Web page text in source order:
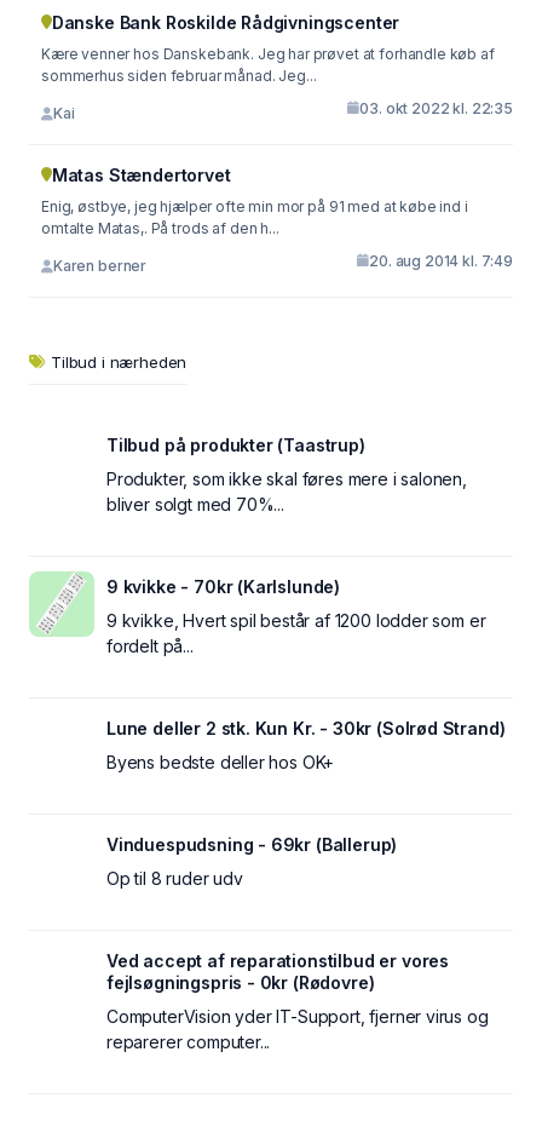
Danske Bank Roskilde Rådgivningscenter
Kære venner hos Danskebank. Jeg har prøvet at forhandle køb af
sommerhus siden februar månad. Jeg...
Kai 03. okt 2022 kl. 22:35
Matas Stændertorvet
Enig, østbye, jeg hjælper ofte min mor på 91 med at købe ind i
omtalte Matas,. På trods af den h...
Karen berner 20. aug 2014 kl. 7:49
Tilbud i nærheden
Tilbud på produkter (Taastrup)
Produkter, som ikke skal føres mere i salonen,
bliver solgt med 70%...
9 kvikke - 70kr (Karlslunde)
9 kvikke, Hvert spil består af 1200 lodder som er
fordelt på...
Lune deller 2 stk. Kun Kr. - 30kr (Solrød Strand)
Byens bedste deller hos OK+
Vinduespudsning - 69kr (Ballerup)
Op til 8 ruder udv
Ved accept af reparationstilbud er vores
fejlsøgningspris - 0kr (Rødovre)
ComputerVision yder IT-Support, fjerner virus og
reparerer computer...